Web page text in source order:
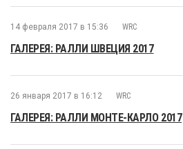
14 февраля 2017 в 15:36 WRC
ГАЛЕРЕЯ: РАЛЛИ ШВЕЦИЯ 2017
26 января 2017 в 16:12 WRC
ГАЛЕРЕЯ: РАЛЛИ МОНТЕ-КАРЛО 2017